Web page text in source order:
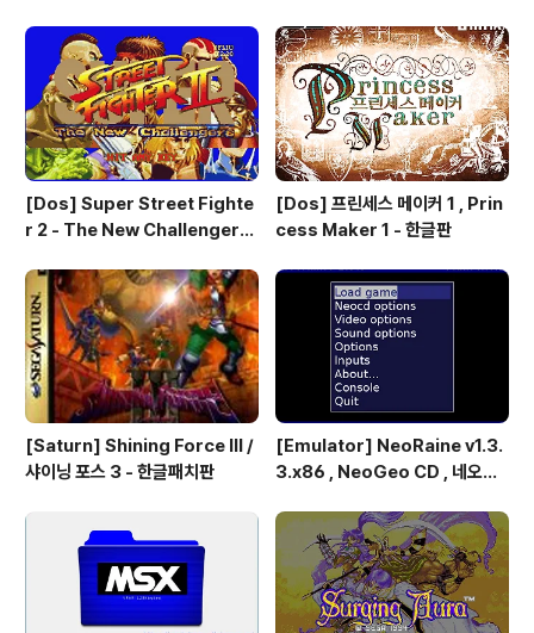
[Dos] Super Street Fighte
r 2 - The New Challengers
파이터 2 - 더 뉴 챌린져 & 하이퍼
파이팅 / 대전 액션 - 국산소프트
[Dos] 프린세스 메이커 1 , Prin
cess Maker 1 - 한글판
[Saturn] Shining Force III /
샤이닝 포스 3 - 한글패치판
[Emulator] NeoRaine v1.3.
3.x86 , NeoGeo CD , 네오지